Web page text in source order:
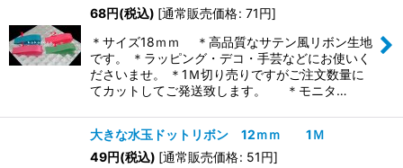
68円(税込) [通常販売価格: 71円]
＊サイズ18ｍｍ ＊高品質なサテン風リボン生地
です。 ＊ラッピング・デコ・手芸などにお使いく
ださいませ。 ＊1Ｍ切り売りですがご注文数量に
てカットしてご発送致します。 ＊モニタ…
大きな水玉ドットリボン 12ｍｍ 1Ｍ
49円(税込) [通常販売価格: 51円]